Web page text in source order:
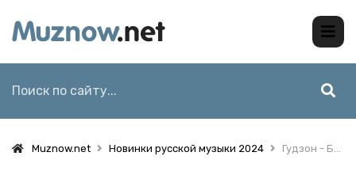
Muznow.net Новинки русской музыки 2024 Гудзон - Белые Туманы